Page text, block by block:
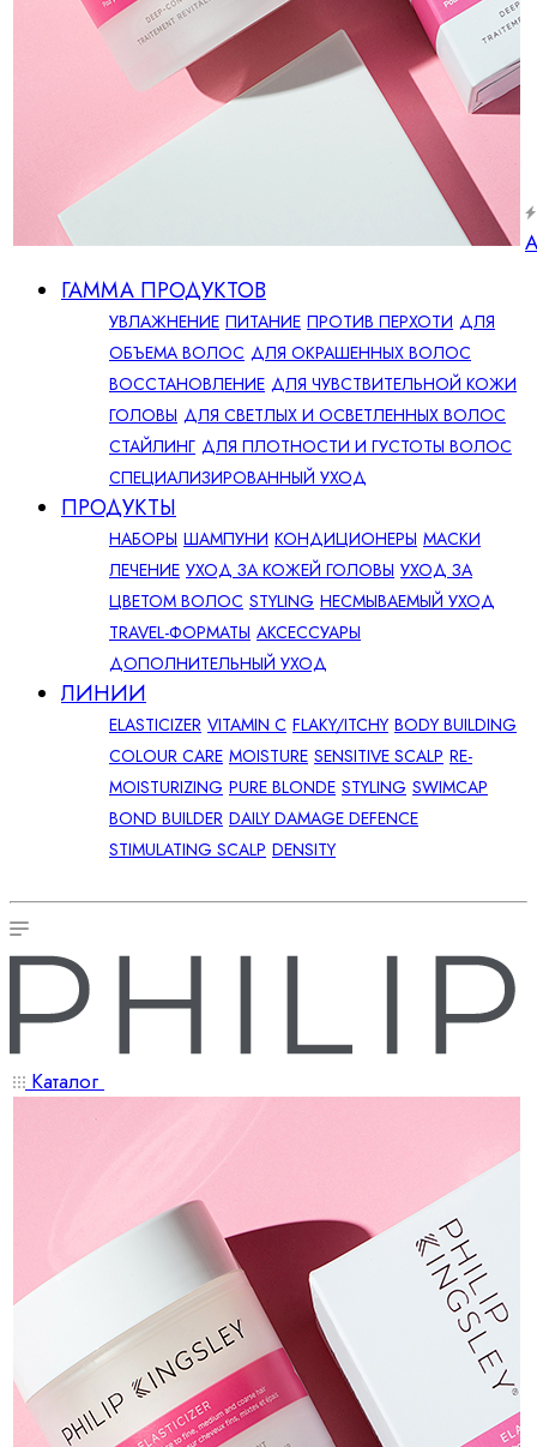
ГАММА ПРОДУКТОВ
УВЛАЖНЕНИЕ ПИТАНИЕ ПРОТИВ ПЕРХОТИ ДЛЯ
ОБЪЕМА ВОЛОС ДЛЯ ОКРАШЕННЫХ ВОЛОС
ВОССТАНОВЛЕНИЕ ДЛЯ ЧУВСТВИТЕЛЬНОЙ КОЖИ
ГОЛОВЫ ДЛЯ СВЕТЛЫХ И ОСВЕТЛЕННЫХ ВОЛОС
СТАЙЛИНГ ДЛЯ ПЛОТНОСТИ И ГУСТОТЫ ВОЛОС
СПЕЦИАЛИЗИРОВАННЫЙ УХОД
ПРОДУКТЫ
НАБОРЫ ШАМПУНИ КОНДИЦИОНЕРЫ МАСКИ
ЛЕЧЕНИЕ УХОД ЗА КОЖЕЙ ГОЛОВЫ УХОД ЗА
ЦВЕТОМ ВОЛОС STYLING НЕСМЫВАЕМЫЙ УХОД
TRAVEL-ФОРМАТЫ АКСЕССУАРЫ
ДОПОЛНИТЕЛЬНЫЙ УХОД
ЛИНИИ
ELASTICIZER VITAMIN C FLAKY/ITCHY BODY BUILDING
COLOUR CARE MOISTURE SENSITIVE SCALP RE-
MOISTURIZING PURE BLONDE STYLING SWIMCAP
BOND BUILDER DAILY DAMAGE DEFENCE
STIMULATING SCALP DENSITY
Каталог